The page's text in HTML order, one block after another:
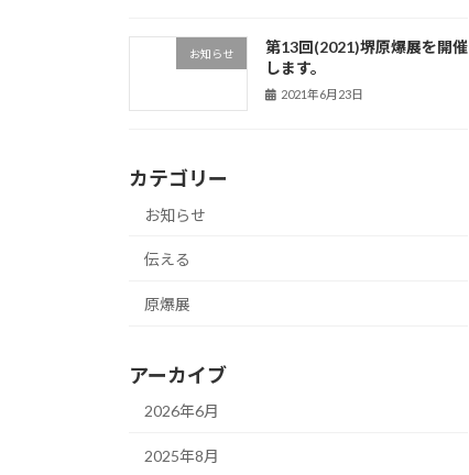
お知らせ
第13回(2021)堺原爆展を開催
します。
2021年6月23日
カテゴリー
お知らせ
伝える
原爆展
アーカイブ
2026年6月
2025年8月